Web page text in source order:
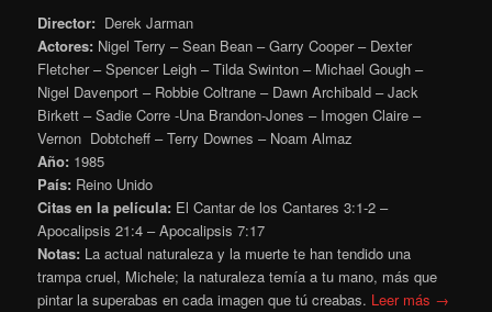
Director: Derek Jarman
Actores: Nigel Terry – Sean Bean – Garry Cooper – Dexter
Fletcher – Spencer Leigh – Tilda Swinton – Michael Gough –
Nigel Davenport – Robbie Coltrane – Dawn Archibald – Jack
Birkett – Sadie Corre -Una Brandon-Jones – Imogen Claire –
Vernon Dobtcheff – Terry Downes – Noam Almaz
Año: 1985
País: Reino Unido
Citas en la película: El Cantar de los Cantares 3:1-2 –
Apocalipsis 21:4 – Apocalipsis 7:17
Notas: La actual naturaleza y la muerte te han tendido una
trampa cruel, Michele; la naturaleza temía a tu mano, más que
pintar la superabas en cada imagen que tú creabas. Leer más →